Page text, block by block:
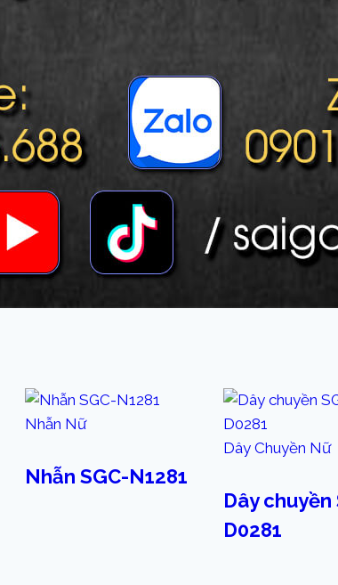
Nhẫn Nữ
Nhẫn SGC-N1281
Dây Chuyền Nữ
Dây chuyền
D0281